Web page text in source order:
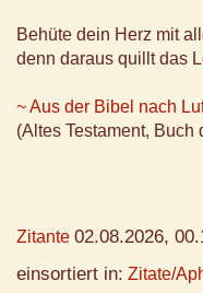
Behüte dein Herz mit
denn daraus quillt das
~ Aus der Bibel nach
(Altes Testament, Buch
Zitante 02.08.2026,
einsortiert in: Zitate/